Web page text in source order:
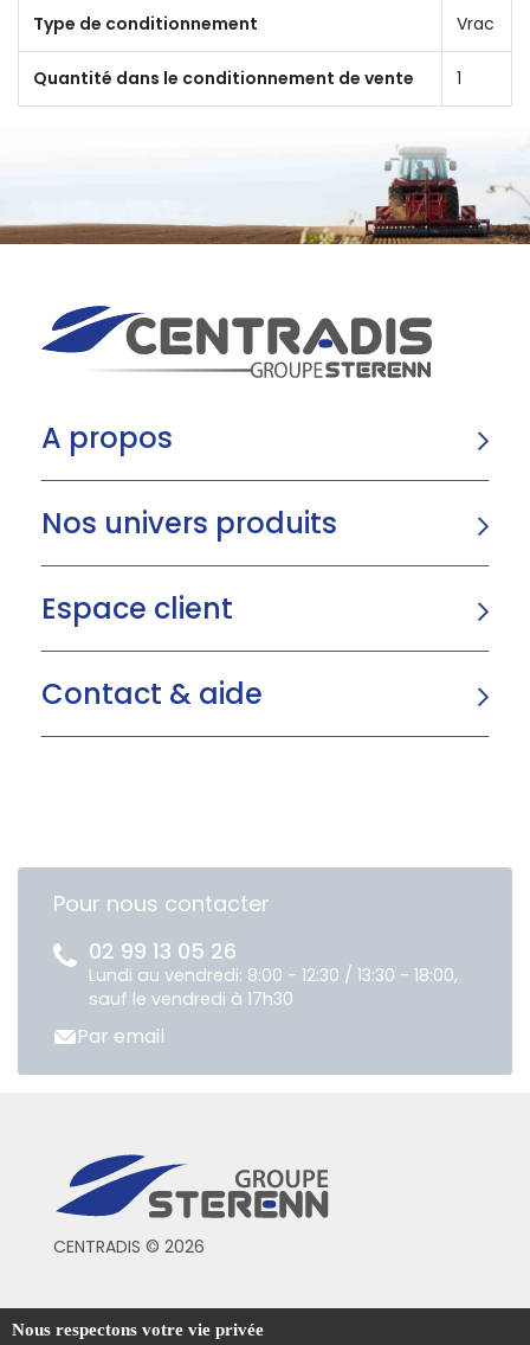
Type de conditionnement Vrac
Quantité dans le conditionnement de vente 1
A propos
Nos univers produits
Espace client
Contact & aide
Pour nous contacter
02 99 13 05 26
Lundi au vendredi: 8:00 - 12:30 / 13:30 - 18:00,
sauf le vendredi à 17h30
Par email
CENTRADIS © 2026
Conditions générales de vente
Nous respectons votre vie privée